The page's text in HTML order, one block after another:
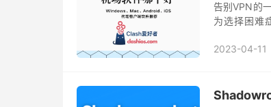
告别VPN的
为选择困难
2023-04-11